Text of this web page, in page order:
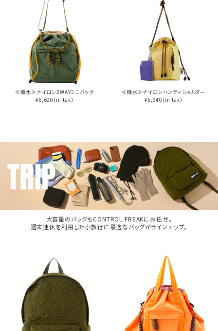
≪撥水≫ナイロン2WAYミニバッグ
¥6,600(in tax)
≪撥水≫ナイロンハンディショルダー
¥5,940(in tax)
大容量のバッグもCONTROL FREAKにお任せ。
週末連休を利用した小旅行に最適なバッグがラインナップ。